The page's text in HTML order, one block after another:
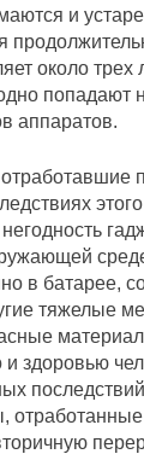
и
около трех
попадают
аппаратов.
в батарее,
тяжелые
и здоровью